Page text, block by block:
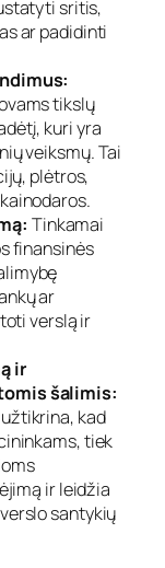
sritis,
ar padidinti
tikslų
kuri yra
veiksmų. Tai
plėtros,
Tinkamai
finansinės
ar
verslą ir
ir
šalimis:
kad
tiek
ir leidžia
santykių